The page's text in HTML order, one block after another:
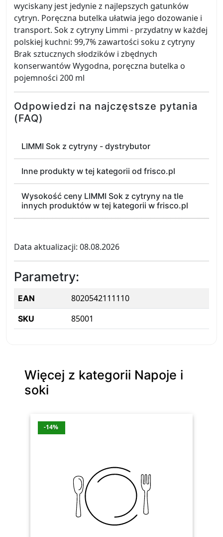
wyciskany jest jedynie z najlepszych gatunków
cytryn. Poręczna butelka ułatwia jego dozowanie i
transport. Sok z cytryny Limmi - przydatny w każdej
polskiej kuchni: 99,7% zawartości soku z cytryny
Brak sztucznych słodzików i zbędnych
konserwantów Wygodna, poręczna butelka o
pojemności 200 ml
Odpowiedzi na najczęstsze pytania
(FAQ)
LIMMI Sok z cytryny - dystrybutor
Inne produkty w tej kategorii od frisco.pl
Wysokość ceny LIMMI Sok z cytryny na tle
innych produktów w tej kategorii w frisco.pl
Data aktualizacji: 08.08.2026
Parametry:
EAN 8020542111110
SKU 85001
Więcej z kategorii Napoje i
soki
-14%